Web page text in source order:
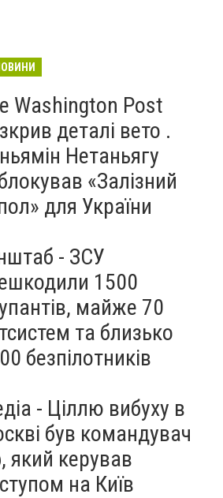
Washington Post
деталі вето .
Нетаньягу
«Залізний
для України
- ЗСУ
1500
майже 70
та близько
безпілотників
- Ціллю вибуху в
був командувач
який керував
на Київ